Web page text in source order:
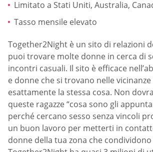
Limitato a Stati Uniti, Australia,
Tasso mensile elevato
Together2Night è un sito di relazioni
puoi trovare molte donne in cerca di
incontri casuali. Il sito è efficace
e donne che si trovano nelle
esattamente la stessa cosa. Non
queste ragazze “cosa sono gli
perché cercano sesso senza vincoli
un buon lavoro per metterti in
donne della tua zona che